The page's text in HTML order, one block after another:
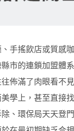
手搖飲店或質感
市的連鎖加盟體
佈滿了肉眼看不
學上，甚至直接
、環保局天天登